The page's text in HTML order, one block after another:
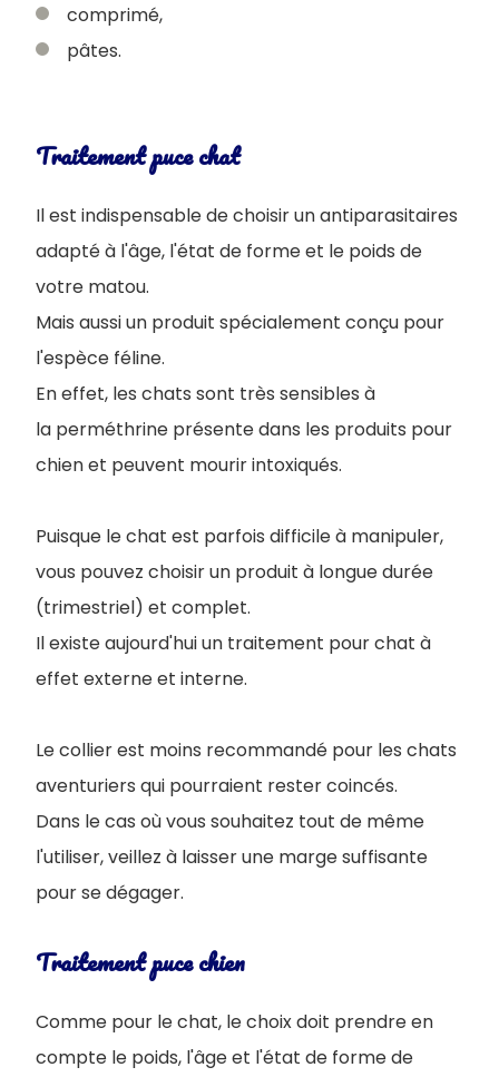
comprimé,
pâtes.
Traitement puce chat
Il est indispensable de choisir un antiparasitaires
adapté à l'âge, l'état de forme et le poids de
votre matou.
Mais aussi un produit spécialement conçu pour
l'espèce féline.
En effet, les chats sont très sensibles à
la perméthrine présente dans les produits pour
chien et peuvent mourir intoxiqués.
Puisque le chat est parfois difficile à manipuler,
vous pouvez choisir un produit à longue durée
(trimestriel) et complet.
Il existe aujourd'hui un traitement pour chat à
effet externe et interne.
Le collier est moins recommandé pour les chats
aventuriers qui pourraient rester coincés.
Dans le cas où vous souhaitez tout de même
l'utiliser, veillez à laisser une marge suffisante
pour se dégager.
Traitement puce chien
Comme pour le chat, le choix doit prendre en
compte le poids, l'âge et l'état de forme de